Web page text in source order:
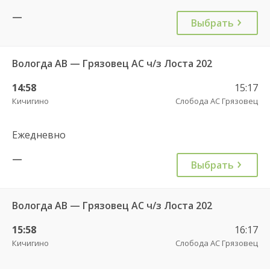
—
Выбрать
Вологда АВ — Грязовец АС ч/з Лоста 202
14:58
Кичигино
15:17
Слобода АС Грязовец
Ежедневно
—
Выбрать
Вологда АВ — Грязовец АС ч/з Лоста 202
15:58
Кичигино
16:17
Слобода АС Грязовец